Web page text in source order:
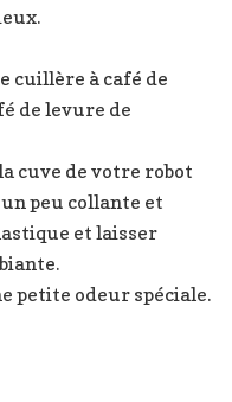
cuillère à café de
de levure de
cuve de votre robot
peu collante et
et laisser
petite odeur spéciale.